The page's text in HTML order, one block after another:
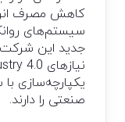
کاهش مصرف
سیستم‌های
جدید این شرکت
یکپارچه‌سازی
صنعتی را دارند.